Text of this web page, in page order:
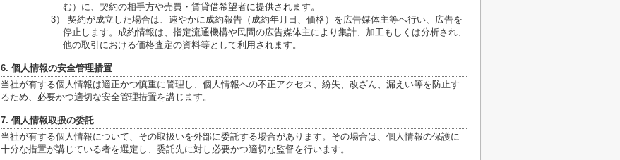
む）に、契約の相手方や売買・賃貸借希望者に提供されます。
3） 契約が成立した場合は、速やかに成約報告（成約年月日、価格）を広告媒体主等へ行い、広告を
停止します。成約情報は、指定流通機構や民間の広告媒体主により集計、加工もしくは分析され、
他の取引における価格査定の資料等として利用されます。
6. 個人情報の安全管理措置
当社が有する個人情報は適正かつ慎重に管理し、個人情報への不正アクセス、紛失、改ざん、漏えい等を防止す
るため、必要かつ適切な安全管理措置を講じます。
7. 個人情報取扱の委託
当社が有する個人情報について、その取扱いを外部に委託する場合があります。その場合は、個人情報の保護に
十分な措置が講じている者を選定し、委託先に対し必要かつ適切な監督を行います。